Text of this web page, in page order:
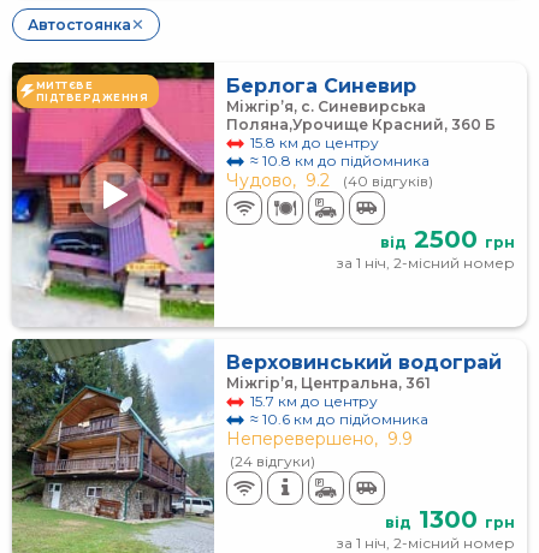
Автостоянка ✕
МИТТЄВЕ
ПІДТВЕРДЖЕННЯ
Берлога Синевир
Міжгір’я, с. Синевирська
Поляна,Урочище Красний, 360 Б
15.8 км до центру
≈ 10.8 км до підйомника
Чудово, 9.2 (40 відгуків)
від 2500 грн
за 1 ніч, 2-місний номер
Верховинський водограй
Міжгір’я, Центральна, 361
15.7 км до центру
≈ 10.6 км до підйомника
Неперевершено, 9.9
(24 відгуки)
від 1300 грн
за 1 ніч, 2-місний номер